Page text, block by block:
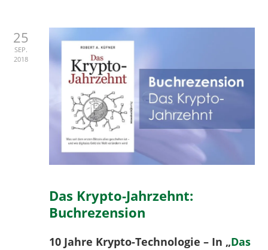
25
SEP.
2018
Das Krypto-Jahrzehnt:
Buchrezension
10 Jahre Krypto-Technologie – In „Das